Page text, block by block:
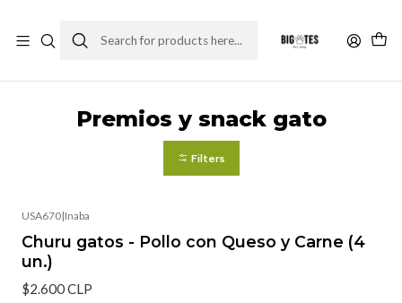
Premios y snack gato
Filters
USA670|Inaba
Churu gatos - Pollo con Queso y Carne (4
un.)
$2.600 CLP